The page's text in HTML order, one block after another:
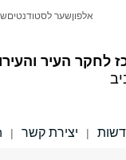
לחקר העיר
אלפוןשער לסטודנטים
| יצירת קשר |